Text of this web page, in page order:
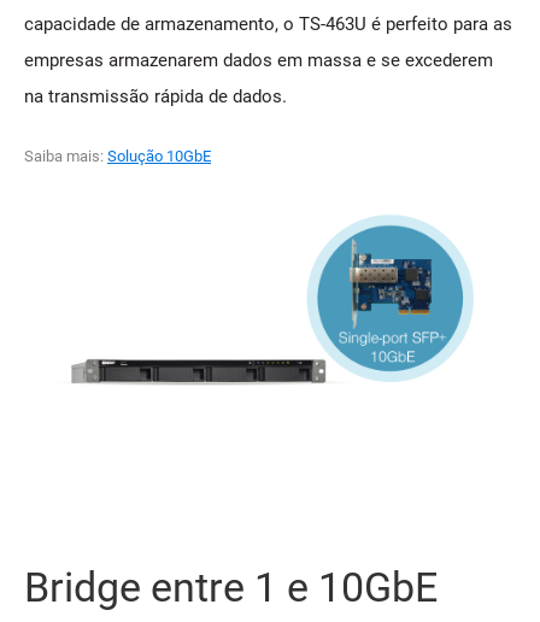
capacidade de armazenamento, o TS-463U é perfeito para as
empresas armazenarem dados em massa e se excederem
na transmissão rápida de dados.
Saiba mais: Solução 10GbE
Bridge entre 1 e 10GbE